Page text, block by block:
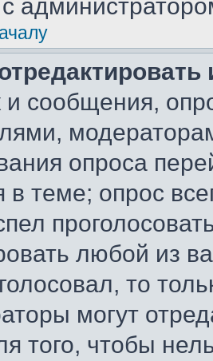
и сообщения,
опроса
теме; опрос
любой из
то
могут
того, чтобы